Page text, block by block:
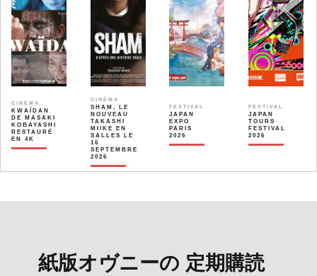
CINÉMA
KWAÏDAN
DE MASAKI
KOBAYASHI
RESTAURÉ
EN 4K
CINÉMA
SHAM, LE
NOUVEAU
TAKASHI
MIIKE EN
SALLES LE
16
SEPTEMBRE
2026
FESTIVAL
JAPAN
EXPO
PARIS
2026
FESTIVAL
JAPAN
TOURS
FESTIVAL
2026
紙版オヴニーの 定期購読